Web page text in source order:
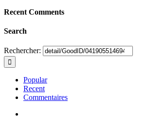
Recent Comments
Search
Rechercher:
Popular
Recent
Commentaires